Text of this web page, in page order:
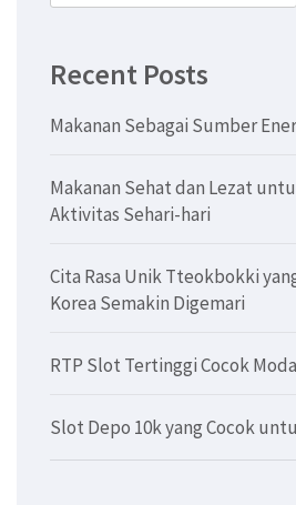
Recent Posts
Makanan Sebagai Sumber
Makanan Sehat dan Lezat
Aktivitas Sehari-hari
Cita Rasa Unik Tteokbokki
Korea Semakin Digemari
RTP Slot Tertinggi Cocok
Slot Depo 10k yang Cocok